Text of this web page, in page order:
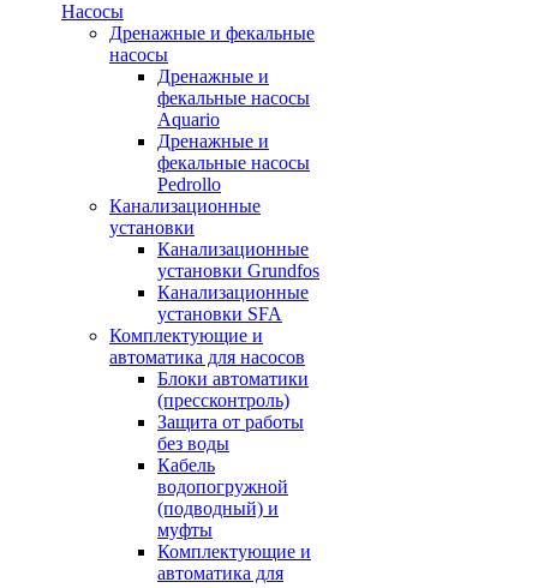
Насосы
Дренажные и фекальные
насосы
Дренажные и
фекальные насосы
Aquario
Дренажные и
фекальные насосы
Pedrollo
Канализационные
установки
Канализационные
установки Grundfos
Канализационные
установки SFA
Комплектующие и
автоматика для насосов
Блоки автоматики
(прессконтроль)
Защита от работы
без воды
Кабель
водопогружной
(подводный) и
муфты
Комплектующие и
автоматика для